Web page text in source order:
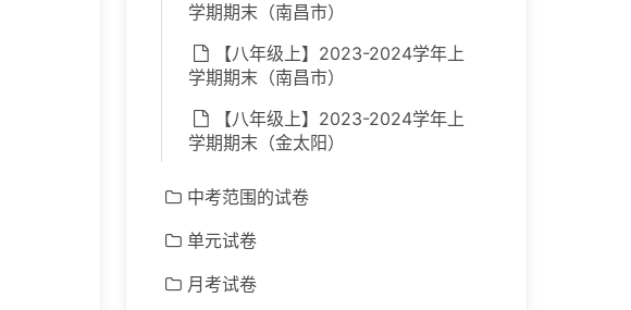
学期期末（南昌市）
【八年级上】2023-2024学年上
学期期末（南昌市）
【八年级上】2023-2024学年上
学期期末（金太阳）
中考范围的试卷
单元试卷
月考试卷